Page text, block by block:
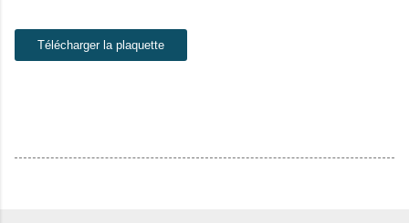
Télécharger la plaquette